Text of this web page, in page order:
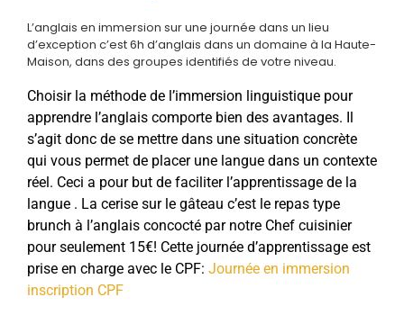
L’anglais en immersion sur une journée dans un lieu
d’exception c’est 6h d’anglais dans un domaine à la Haute-
Maison, dans des groupes identifiés de votre niveau.
Choisir la méthode de l’immersion linguistique pour
apprendre l’anglais comporte bien des avantages. Il
s’agit donc de se mettre dans une situation concrète
qui vous permet de placer une langue dans un contexte
réel. Ceci a pour but de faciliter l’apprentissage de la
langue . La cerise sur le gâteau c’est le repas type
brunch à l’anglais concocté par notre Chef cuisinier
pour seulement 15€! Cette journée d’apprentissage est
prise en charge avec le CPF: Journée en immersion
inscription CPF